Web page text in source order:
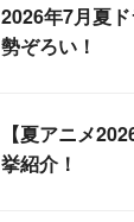
2026年7月夏
勢ぞろい！
【夏アニメ
挙紹介！